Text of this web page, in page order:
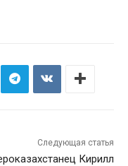
Следующая статья
Кирилл